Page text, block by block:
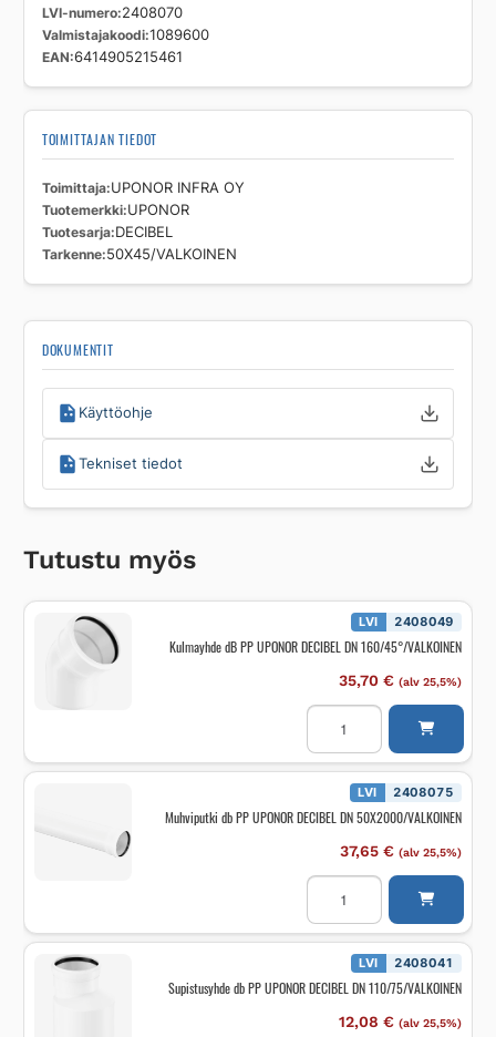
LVI-numero 2408070
Valmistajakoodi 1089600
EAN 6414905215461
TOIMITTAJAN TIEDOT
Toimittaja UPONOR INFRA OY
Tuotemerkki UPONOR
Tuotesarja DECIBEL
Tarkenne 50X45/VALKOINEN
DOKUMENTIT
Käyttöohje
Tekniset tiedot
Tutustu myös
LVI 2408049
Kulmayhde dB PP UPONOR DECIBEL DN 160/45°/VALKOINEN
35,70 € (alv 25,5%)
Kulmayhde
UPONOR
DECIBEL
160/45°/VALKOINEN
määrä
LVI 2408075
Muhviputki db PP UPONOR DECIBEL DN 50X2000/VALKOINEN
37,65 € (alv 25,5%)
Muhviputki
UPONOR
DECIBEL
50X2000/VALKOINEN
määrä
LVI 2408041
Supistusyhde db PP UPONOR DECIBEL DN 110/75/VALKOINEN
12,08 € (alv 25,5%)